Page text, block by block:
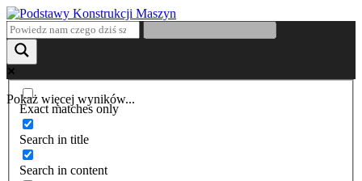
Pokaż więcej wyników...
Exact matches only
Search in title
Search in content